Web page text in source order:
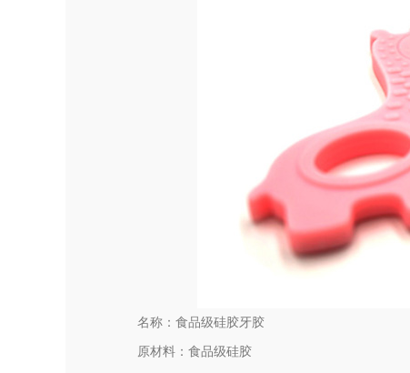
名称：食品级硅胶牙胶
原材料：食品级硅胶